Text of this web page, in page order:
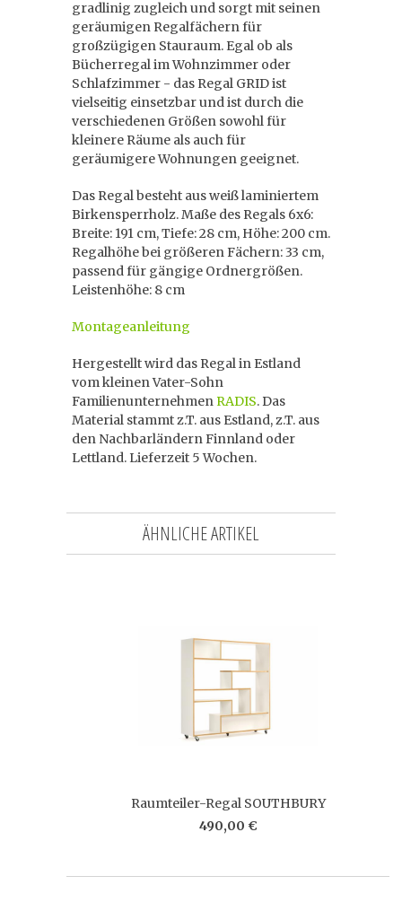
gradlinig zugleich und sorgt mit seinen
geräumigen Regalfächern für
großzügigen Stauraum. Egal ob als
Bücherregal im Wohnzimmer oder
Schlafzimmer - das Regal GRID ist
vielseitig einsetzbar und ist durch die
verschiedenen Größen sowohl für
kleinere Räume als auch für
geräumigere Wohnungen geeignet.
Das Regal besteht aus weiß laminiertem
Birkensperrholz. Maße des Regals 6x6:
Breite: 191 cm, Tiefe: 28 cm, Höhe: 200 cm.
Regalhöhe bei größeren Fächern: 33 cm,
passend für gängige Ordnergrößen.
Leistenhöhe: 8 cm
Montageanleitung
Hergestellt wird das Regal in Estland
vom kleinen Vater-Sohn
FamilienunternehmenRADIS. Das
Material stammt z.T. aus Estland, z.T. aus
den Nachbarländern Finnland oder
Lettland. Lieferzeit 5 Wochen.
ÄHNLICHE ARTIKEL
Raumteiler-Regal SOUTHBURY
490,00 €